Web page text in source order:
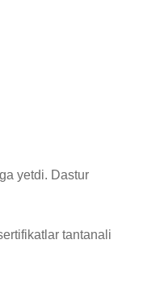
yetdi. Dastur
tantanali